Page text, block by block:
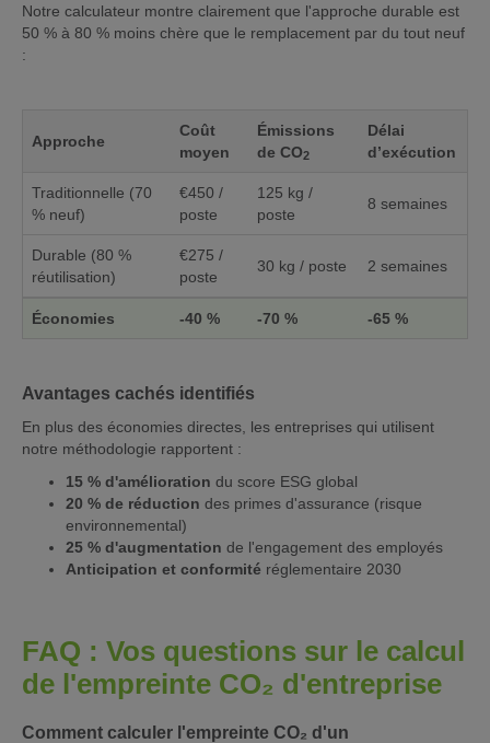
Notre calculateur montre clairement que l'approche durable est
50 % à 80 % moins chère que le remplacement par du tout neuf
:
Approche
Coût
moyen
Émissions
de CO2
Délai
d’exécution
Traditionnelle (70
% neuf)
€450 /
poste
125 kg /
poste
8 semaines
Durable (80 %
réutilisation)
€275 /
poste
30 kg / poste 2 semaines
Économies -40 % -70 % -65 %
Avantages cachés identifiés
En plus des économies directes, les entreprises qui utilisent
notre méthodologie rapportent :
15 % d'amélioration du score ESG global
20 % de réduction des primes d'assurance (risque
environnemental)
25 % d'augmentation de l'engagement des employés
Anticipation et conformité réglementaire 2030
FAQ : Vos questions sur le calcul
de l'empreinte CO₂ d'entreprise
Comment calculer l'empreinte CO₂ d'un